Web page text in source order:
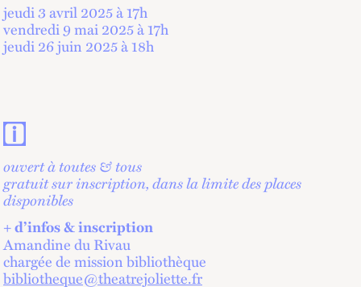
jeudi 3 avril 2025 à 17h
vendredi 9 mai 2025 à 17h
jeudi 26 juin 2025 à 18h
Contacts et informations pratiques
ouvert à toutes & tous
gratuit sur inscription, dans la limite des places
disponibles
+ d’infos & inscription
Amandine du Rivau
chargée de mission bibliothèque
bibliotheque@theatrejoliette.fr